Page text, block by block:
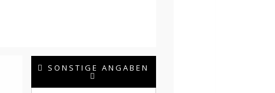
SONSTIGE ANGABEN